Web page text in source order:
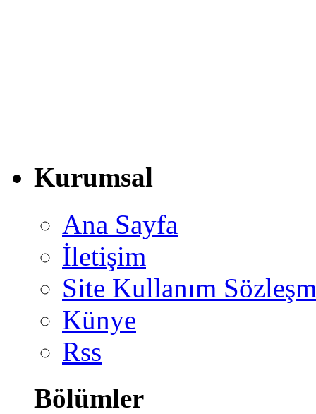
Kurumsal
Ana Sayfa
İletişim
Site Kullanım
Künye
Rss
Bölümler